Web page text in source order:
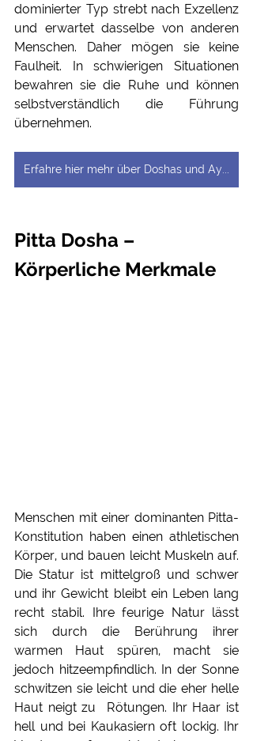
dominierter Typ strebt nach Exzellenz
und erwartet dasselbe von anderen
Menschen. Daher mögen sie keine
Faulheit. In schwierigen Situationen
bewahren sie die Ruhe und können
selbstverständlich die Führung
übernehmen.
Erfahre hier mehr über Doshas und Ayurveda
Pitta Dosha –
Körperliche Merkmale
Menschen mit einer dominanten Pitta-
Konstitution haben einen athletischen
Körper, und bauen leicht Muskeln auf.
Die Statur ist mittelgroß und schwer
und ihr Gewicht bleibt ein Leben lang
recht stabil. Ihre feurige Natur lässt
sich durch die Berührung ihrer
warmen Haut spüren, macht sie
jedoch hitzeempfindlich. In der Sonne
schwitzen sie leicht und die eher helle
Haut neigt zu  Rötungen. Ihr Haar ist
hell und bei Kaukasiern oft lockig. Ihr